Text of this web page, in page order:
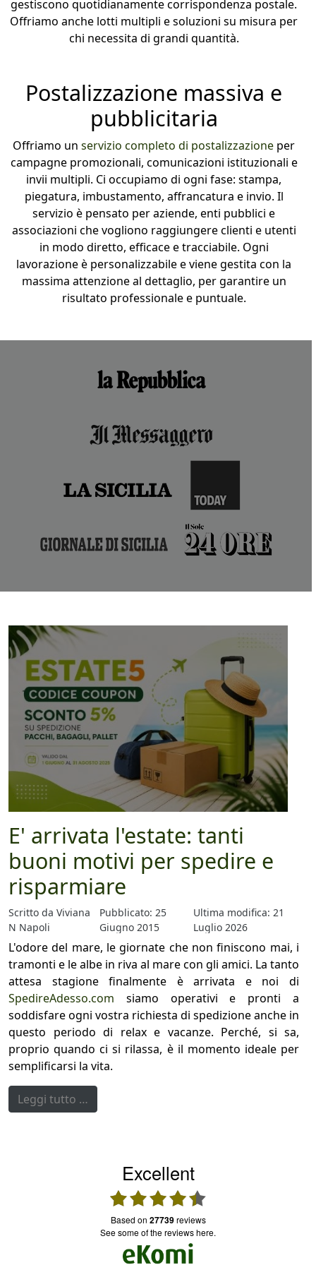
gestiscono quotidianamente corrispondenza postale.
Offriamo anche lotti multipli e soluzioni su misura per
chi necessita di grandi quantità.
Postalizzazione massiva e
pubblicitaria
Offriamo un servizio completo di postalizzazione per
campagne promozionali, comunicazioni istituzionali e
invii multipli. Ci occupiamo di ogni fase: stampa,
piegatura, imbustamento, affrancatura e invio. Il
servizio è pensato per aziende, enti pubblici e
associazioni che vogliono raggiungere clienti e utenti
in modo diretto, efficace e tracciabile. Ogni
lavorazione è personalizzabile e viene gestita con la
massima attenzione al dettaglio, per garantire un
risultato professionale e puntuale.
E' arrivata l'estate: tanti
buoni motivi per spedire e
risparmiare
Scritto da Viviana
N Napoli
Pubblicato: 25
Giugno 2015
Ultima modifica: 21
Luglio 2026
L'odore del mare, le giornate che non finiscono mai, i
tramonti e le albe in riva al mare con gli amici. La tanto
attesa stagione finalmente è arrivata e noi di
SpedireAdesso.com siamo operativi e pronti a
soddisfare ogni vostra richiesta di spedizione anche in
questo periodo di relax e vacanze. Perché, si sa,
proprio quando ci si rilassa, è il momento ideale per
semplificarsi la vita.
Leggi tutto …
Excellent
based on 27739reviews
see some of the reviews here.